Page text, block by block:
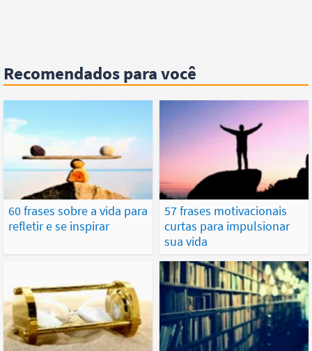
Recomendados para você
60 frases sobre a vida para
refletir e se inspirar
57 frases motivacionais
curtas para impulsionar
sua vida